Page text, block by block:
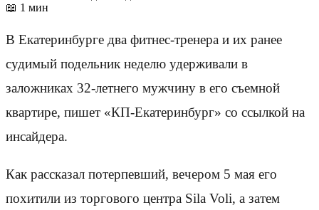
📖 1 мин
В Екатеринбурге два фитнес-тренера и их ранее
судимый подельник неделю удерживали в
заложниках 32-летнего мужчину в его съемной
квартире, пишет «КП-Екатеринбург» со ссылкой на
инсайдера.
Как рассказал потерпевший, вечером 5 мая его
похитили из торгового центра Sila Voli, а затем